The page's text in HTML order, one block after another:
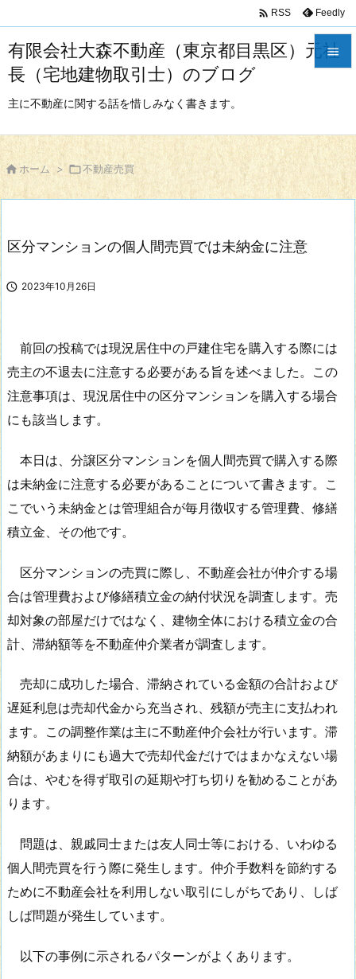
有限会社大森不動産（東京都目黒区）元社
長（宅地建物取引士）のブログ
主に不動産に関する話を惜しみなく書きます。

サイド

前へ
 RSS Feedly
 ホーム > 不動産売買
区分マンションの個人間売買では未納金に注意
 2023年10月26日
前回の投稿では現況居住中の戸建住宅を購入する際には
売主の不退去に注意する必要がある旨を述べました。この
注意事項は、現況居住中の区分マンションを購入する場合
にも該当します。
本日は、分譲区分マンションを個人間売買で購入する際
は未納金に注意する必要があることについて書きます。こ
こでいう未納金とは管理組合が毎月徴収する管理費、修繕
積立金、その他です。
区分マンションの売買に際し、不動産会社が仲介する場
合は管理費および修繕積立金の納付状況を調査します。売
却対象の部屋だけではなく、建物全体における積立金の合
計、滞納額等を不動産仲介業者が調査します。
売却に成功した場合、滞納されている金額の合計および
遅延利息は売却代金から充当され、残額が売主に支払われ
ます。この調整作業は主に不動産仲介会社が行います。滞
納額があまりにも過大で売却代金だけではまかなえない場
合は、やむを得ず取引の延期や打ち切りを勧めることがあ
ります。
問題は、親戚同士または友人同士等における、いわゆる
個人間売買を行う際に発生します。仲介手数料を節約する
ために不動産会社を利用しない取引にしがちであり、しば
しば問題が発生しています。
以下の事例に示されるパターンがよくあります。